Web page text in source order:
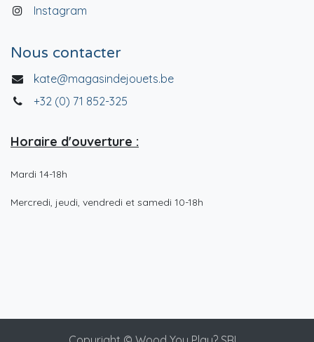
Instagram
Nous contacter
kate@magasindejouets.be
+32 (0) 71 852-325
Horaire d'ouverture :
Mardi 14-18h
Mercredi, jeudi, vendredi et samedi 10-18h